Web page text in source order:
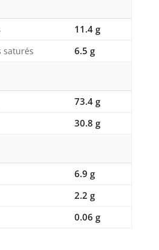
11.4 g
saturés 6.5 g
73.4 g
30.8 g
6.9 g
2.2 g
0.06 g